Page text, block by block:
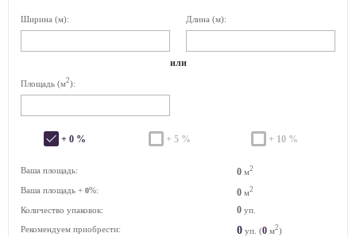
Ширина (м): Длина (м):
или
Площадь (м2):
+ 0 % + 5 % + 10 %
Ваша площадь: 0 м2
Ваша площадь + 0%: 0 м2
Количество упаковок: 0 уп.
Рекомендуем приобрести:
0 уп. (0 м2)